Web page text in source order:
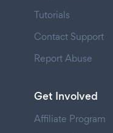
Tutorials
Contact Support
Report Abuse
Get Involved
Affiliate Program